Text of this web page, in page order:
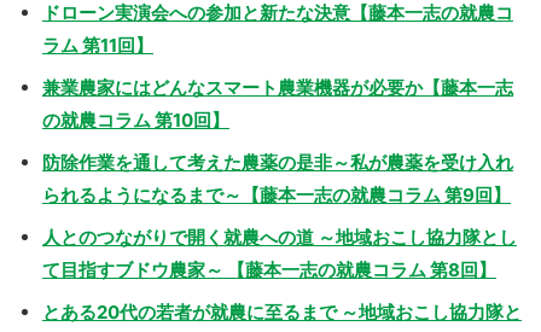
ドローン実演会への参加と新たな決意【藤本一志の就農コ
ラム 第11回】
兼業農家にはどんなスマート農業機器が必要か【藤本一志
の就農コラム 第10回】
防除作業を通して考えた農薬の是非～私が農薬を受け入れ
られるようになるまで～【藤本一志の就農コラム 第9回】
人とのつながりで開く就農への道 ～地域おこし協力隊とし
て目指すブドウ農家～ 【藤本一志の就農コラム 第8回】
とある20代の若者が就農に至るまで ～地域おこし協力隊と